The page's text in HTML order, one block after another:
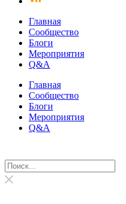
Главная
Сообщество
Блоги
Мероприятия
Q&A
Главная
Сообщество
Блоги
Мероприятия
Q&A